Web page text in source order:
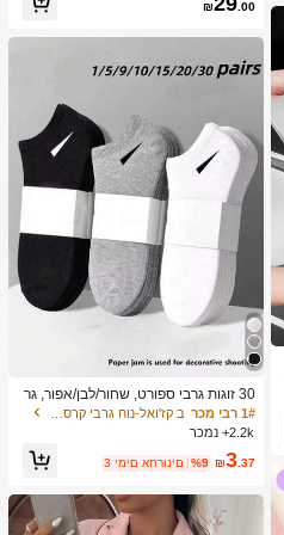
₪ .00
30 זוגות גרבי ספורט, שחור/לבן/אפור, גר
ביים בצבעים אחידים בסגנון מינימליסטי,
מתאימים ללבישה יומיומית קז'ואל, זמין ב
יחידות = 1 זוג), חזרה לבית הספר
1# רבי מכר
2.2k+ נמכר
₪3.37
%9 3 ימים אחרונים